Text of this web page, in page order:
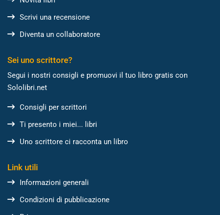
Scrivi una recensione
Diventa un collaboratore
Sei uno scrittore?
Segui i nostri consigli e promuovi il tuo libro gratis con
Sololibri.net
Consigli per scrittori
Ti presento i miei... libri
Uno scrittore ci racconta un libro
Link utili
Informazioni generali
Condizioni di pubblicazione